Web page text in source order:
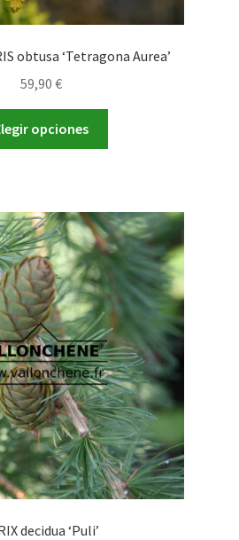
obtusa ‘Tetragona Aurea’
59,90 €
opciones
Las
opciones
se
pueden
elegir
en
la
página
de
producto
decidua ‘Puli’